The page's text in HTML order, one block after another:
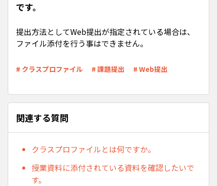
です。
提出方法としてWeb提出が指定されている場合は、
ファイル添付を行う事はできません。
# クラスプロファイル # 課題提出 # Web提出
関連する質問
クラスプロファイルとは何ですか。
授業資料に添付されている資料を確認したいで
す。